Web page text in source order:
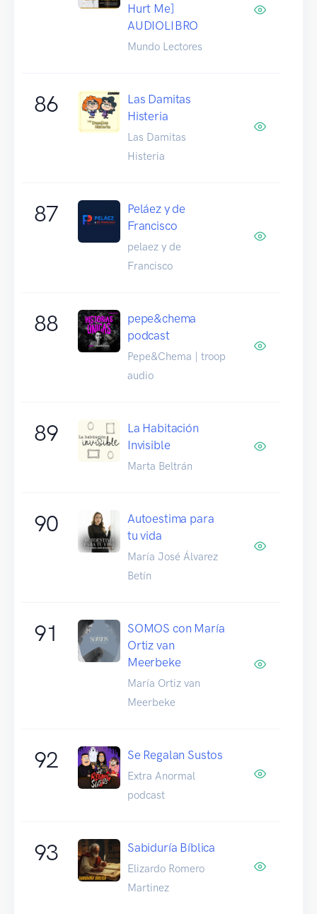
Hurt Me]
AUDIOLIBRO
Mundo Lectores
86
Las Damitas
Histeria
Las Damitas
Histeria
87
Peláez y de
Francisco
pelaez y de
Francisco
88
pepe&chema
podcast
Pepe&Chema | troop
audio
89
La Habitación
Invisible
Marta Beltrán
90
Autoestima para
tu vida
María José Álvarez
Betín
91
SOMOS con María
Ortiz van
Meerbeke
María Ortiz van
Meerbeke
92 Se Regalan Sustos
Extra Anormal
podcast
93 Sabiduría Bíblica
Elizardo Romero
Martinez